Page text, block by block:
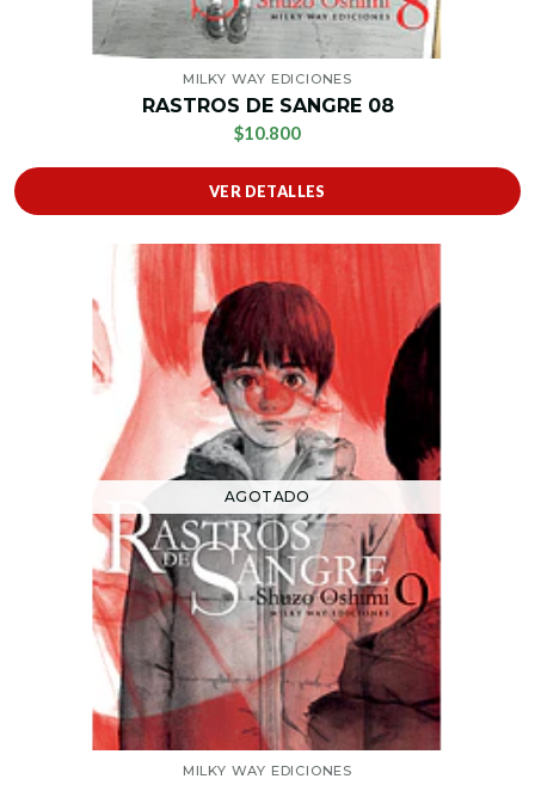
MILKY WAY EDICIONES
RASTROS DE SANGRE 08
$10.800
VER DETALLES
AGOTADO
MILKY WAY EDICIONES